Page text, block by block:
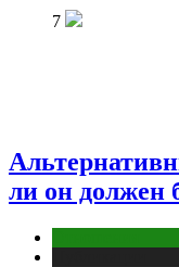
7
ли он должен